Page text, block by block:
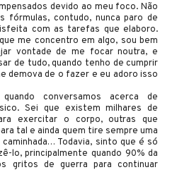
devido ao meu foco. Não
fórmulas, contudo, nunca paro de
com as tarefas que elaboro.
me concentro em algo, sou bem
vontade de me focar noutra, e
de tudo, quando tenho de cumprir
demova de o fazer e eu adoro isso
quando conversamos acerca de
Sei que existem milhares de
exercitar o corpo, outras que
tal e ainda quem tire sempre uma
Todavia, sinto que é só
lo, principalmente quando 90% da
gritos de guerra para continuar